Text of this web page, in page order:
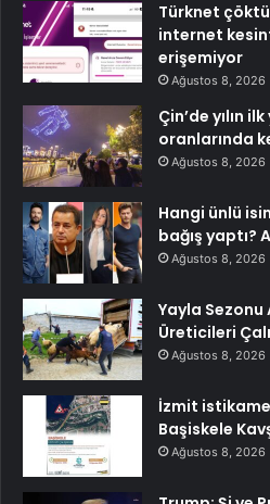
Türknet
internet
erişemiyor
Ağustos 8, 2026
Çin’de yılın
oranlarında
Ağustos 8, 2026
Hangi ünlü
bağış yaptı?
Ağustos 8, 2026
Yayla Sezonu
Üreticileri
Ağustos 8, 2026
İzmit
Başiskele
Ağustos 8, 2026